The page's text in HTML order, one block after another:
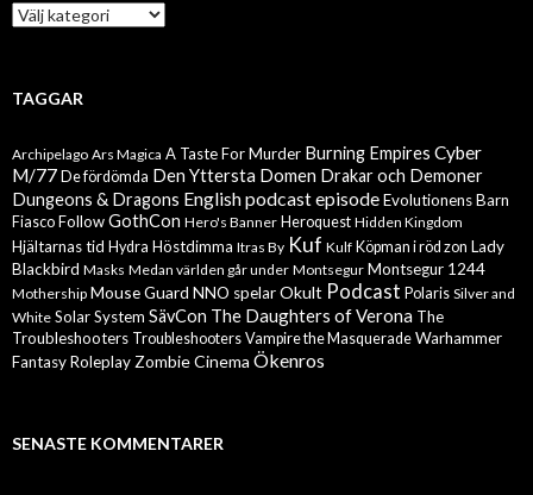
Kategorier
TAGGAR
Archipelago Ars Magica A Taste For Murder Burning Empires Cyber
M/77 De fördömda Den Yttersta Domen Drakar och Demoner
Dungeons & Dragons English podcast episodeEvolutionens Barn
Fiasco FollowGothCon Hero's Banner Heroquest Hidden Kingdom
Hjältarnas tid Hydra Höstdimma Itras By Kuf Kulf Köpman i röd zon Lady
Blackbird Masks Medan världen går under Montsegur Montsegur 1244
Mothership Mouse Guard NNO spelarOkult Podcast Polaris Silver and
White Solar System SävCon The Daughters of Verona The
Troubleshooters Troubleshooters Vampire the Masquerade Warhammer
Fantasy Roleplay Zombie Cinema Ökenros
SENASTE KOMMENTARER